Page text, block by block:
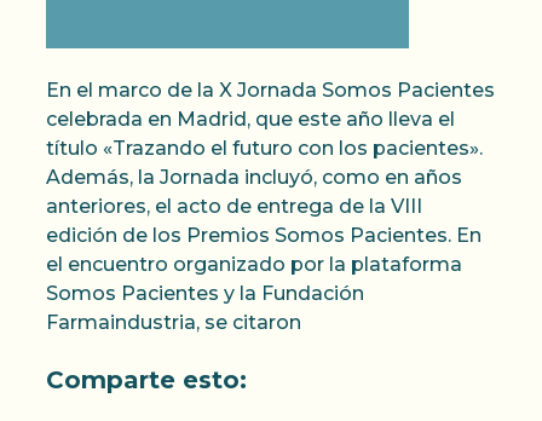
En el marco de la X Jornada Somos Pacientes
celebrada en Madrid, que este año lleva el
título «Trazando el futuro con los pacientes».
Además, la Jornada incluyó, como en años
anteriores, el acto de entrega de la VIII
edición de los Premios Somos Pacientes. En
el encuentro organizado por la plataforma
Somos Pacientes y la Fundación
Farmaindustria, se citaron
Comparte esto: